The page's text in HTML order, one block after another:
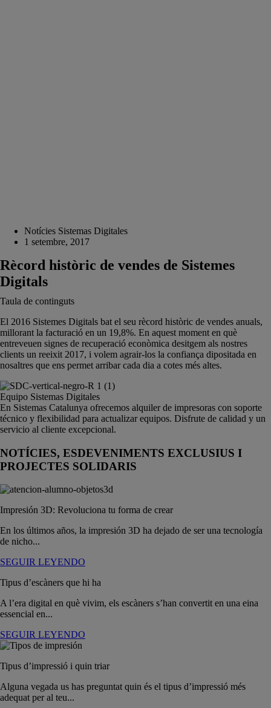
Notícies Sistemas Digitales
1 setembre, 2017
Rècord històric de vendes de Sistemes
Digitals
Taula de continguts
El 2016 Sistemes Digitals bat el seu rècord històric de vendes anuals,
millorant la facturació en un 19,8%. En aquest moment en què
entreveuen signes de recuperació econòmica desitgem als nostres
clients un reeixit 2017, i volem agrair-los la confiança dipositada en
nosaltres que ens permet arribar cada dia a cotes més altes.
Equipo Sistemas Digitales
En Sistemas Catalunya ofrecemos alquiler de impresoras con soporte
técnico y flexibilidad para actualizar equipos. Disfrute de calidad y un
servicio al cliente excepcional.
NOTÍCIES, ESDEVENIMENTS EXCLUSIUS I
PROJECTES SOLIDARIS
Impresión 3D: Revoluciona tu forma de crear
En los últimos años, la impresión 3D ha dejado de ser una tecnología
de nicho...
SEGUIR LEYENDO
Tipus d’escàners que hi ha
A l’era digital en què vivim, els escàners s’han convertit en una eina
essencial en...
SEGUIR LEYENDO
Tipus d’impressió i quin triar
Alguna vegada us has preguntat quin és el tipus d’impressió més
adequat per al teu...